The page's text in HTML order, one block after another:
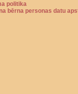
politika
bērna personas datu